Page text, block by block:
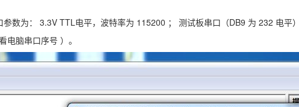
数为： 3.3V TTL电平，波特率为 115200 ； 测试板串口（DB9 为 232 电平
脑串口序号 ）。